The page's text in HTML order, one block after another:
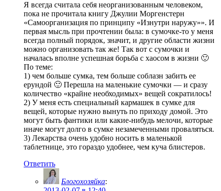
Я всегда считала себя неорганизованным человеком,
пока не прочитала книгу Джулии Моргенстерн
«Самоорганизация по принципу «Изнутри наружу»». И
первая мысль при прочтении была: в сумочке-то у меня
всегда полный порядок, значит, и другие области жизни
можно организовать так же! Так вот с сумочки и
началась вполне успешная борьба с хаосом в жизни 🙂
По теме:
1) чем больше сумка, тем больше соблазн забить ее
ерундой 🙂 Перешла на маленькие сумочки — и сразу
количество «крайне необходимых» вещей сократилось!
2) У меня есть специальный кармашек в сумке для
вещей, которые нужно вынуть по приходу домой. Это
могут быть фантики или какие-нибудь мелочи, которые
иначе могут долго в сумке незамеченными проваляться.
3) Лекарства очень удобно носить в маленькой
таблетнице, это гораздо удобнее, чем куча блистеров.
Ответить
Блогохозяйка: